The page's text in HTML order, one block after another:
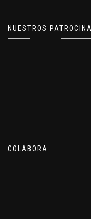
NUESTROS
COLABORA